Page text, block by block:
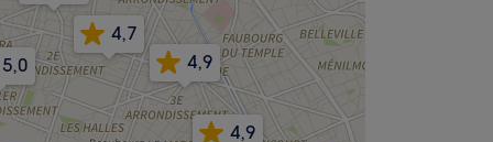
4,9
4,9
5,0
4,7